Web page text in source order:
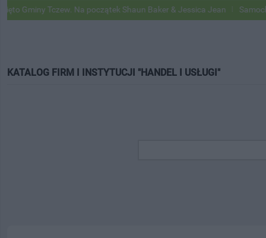
Tczew. Na początek Shaun Baker & Jessica Jean Samochody
KATALOG FIRM I INSTYTUCJI "HANDEL I USŁUGI"